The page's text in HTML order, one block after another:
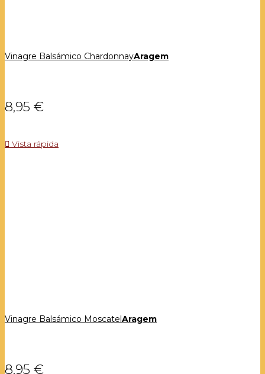
Vinagre Balsámico ChardonnayAragem
8,95 €
 Vista rápida
Vinagre Balsámico MoscatelAragem
8,95 €